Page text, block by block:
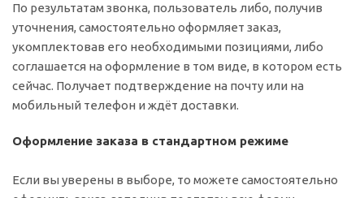
По результатам звонка, пользователь либо, получив
уточнения, самостоятельно оформляет заказ,
укомплектовав его необходимыми позициями, либо
соглашается на оформление в том виде, в котором есть
сейчас. Получает подтверждение на почту или на
мобильный телефон и ждёт доставки.
Оформление заказа в стандартном режиме
Если вы уверены в выборе, то можете самостоятельно